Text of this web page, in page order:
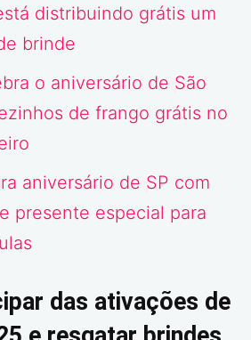
distribuindo grátis um
brinde
o aniversário de São
de frango grátis no
aniversário de SP com
presente especial para
das ativações de